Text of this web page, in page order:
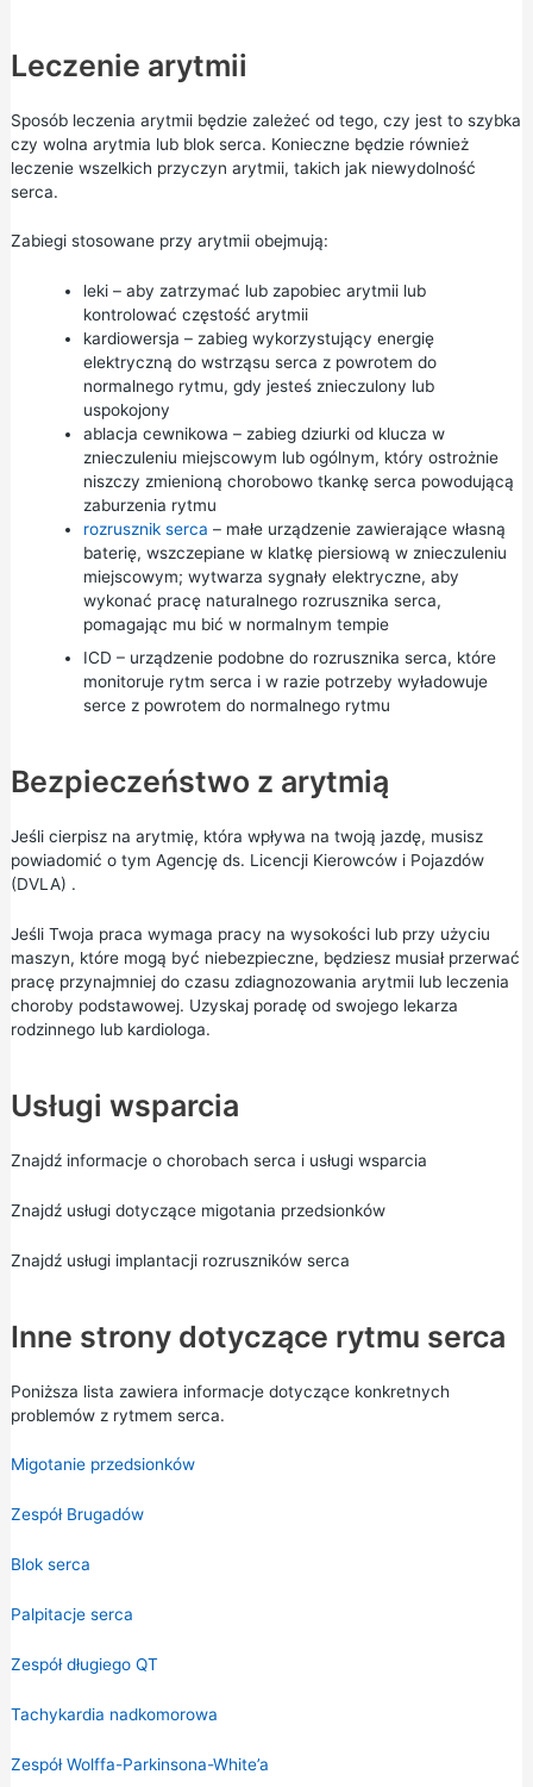
Leczenie arytmii
Sposób leczenia arytmii będzie zależeć od tego, czy jest to szybka
czy wolna arytmia lub blok serca. Konieczne będzie również
leczenie wszelkich przyczyn arytmii, takich jak niewydolność
serca.
Zabiegi stosowane przy arytmii obejmują:
leki – aby zatrzymać lub zapobiec arytmii lub
kontrolować częstość arytmii
kardiowersja – zabieg wykorzystujący energię
elektryczną do wstrząsu serca z powrotem do
normalnego rytmu, gdy jesteś znieczulony lub
uspokojony
ablacja cewnikowa – zabieg dziurki od klucza w
znieczuleniu miejscowym lub ogólnym, który ostrożnie
niszczy zmienioną chorobowo tkankę serca powodującą
zaburzenia rytmu
rozrusznik serca – małe urządzenie zawierające własną
baterię, wszczepiane w klatkę piersiową w znieczuleniu
miejscowym; wytwarza sygnały elektryczne, aby
wykonać pracę naturalnego rozrusznika serca,
pomagając mu bić w normalnym tempie
ICD – urządzenie podobne do rozrusznika serca, które
monitoruje rytm serca i w razie potrzeby wyładowuje
serce z powrotem do normalnego rytmu
Bezpieczeństwo z arytmią
Jeśli cierpisz na arytmię, która wpływa na twoją jazdę, musisz
powiadomić o tym Agencję ds. Licencji Kierowców i Pojazdów
(DVLA) .
Jeśli Twoja praca wymaga pracy na wysokości lub przy użyciu
maszyn, które mogą być niebezpieczne, będziesz musiał przerwać
pracę przynajmniej do czasu zdiagnozowania arytmii lub leczenia
choroby podstawowej. Uzyskaj poradę od swojego lekarza
rodzinnego lub kardiologa.
Usługi wsparcia
Znajdź informacje o chorobach serca i usługi wsparcia
Znajdź usługi dotyczące migotania przedsionków
Znajdź usługi implantacji rozruszników serca
Inne strony dotyczące rytmu serca
Poniższa lista zawiera informacje dotyczące konkretnych
problemów z rytmem serca.
Migotanie przedsionków
Zespół Brugadów
Blok serca
Palpitacje serca
Zespół długiego QT
Tachykardia nadkomorowa
Zespół Wolffa-Parkinsona-White’a